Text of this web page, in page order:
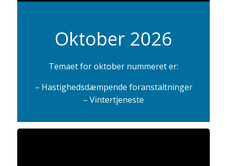
Oktober 2026
Temaet for oktober nummeret er:
– Hastighedsdæmpende foranstaltninger
– Vintertjeneste